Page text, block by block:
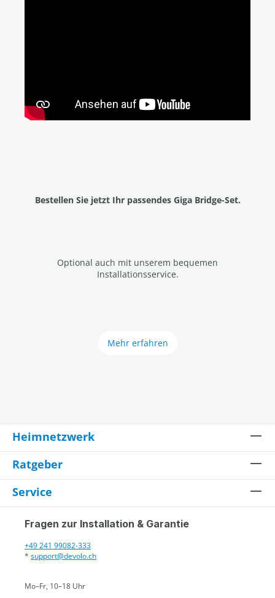
Bestellen Sie jetzt Ihr passendes Giga Bridge-Set.
Optional auch mit unserem bequemen
Installationsservice.
Mehr erfahren
Heimnetzwerk
Ratgeber
Service
Fragen zur Installation & Garantie
+49 241 99082-333
* support@devolo.ch
Mo–Fr, 10–18 Uhr